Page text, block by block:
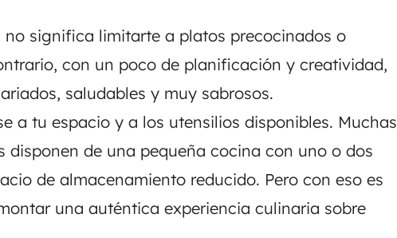
significa limitarte a platos precocinados o
con un poco de planificación y creatividad,
saludables y muy sabrosos.
a tu espacio y a los utensilios disponibles. Muchas
disponen de una pequeña cocina con uno o dos
de almacenamiento reducido. Pero con eso es
una auténtica experiencia culinaria sobre